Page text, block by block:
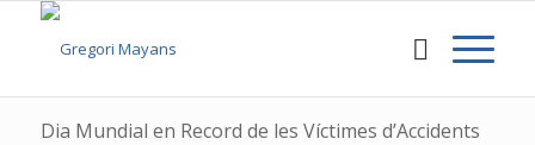
Dia Mundial en Record de les Víctimes d’Accidents